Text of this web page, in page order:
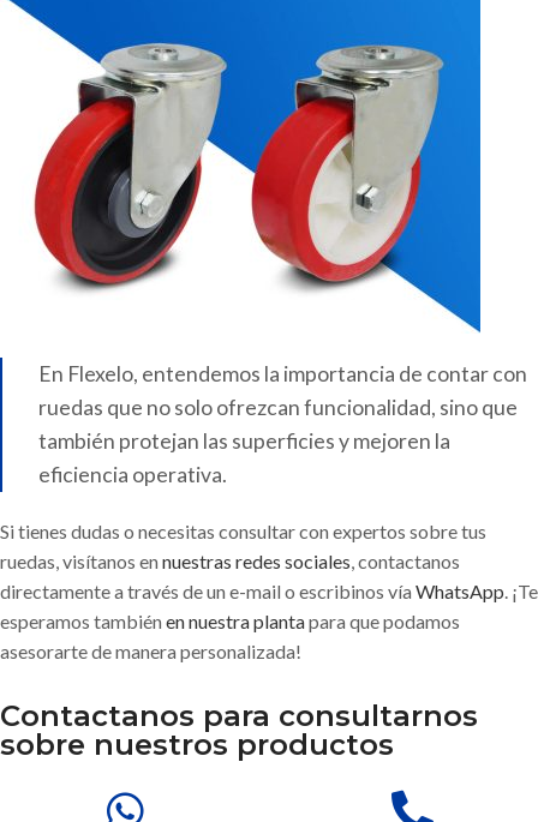
En Flexelo, entendemos la importancia de contar con
ruedas que no solo ofrezcan funcionalidad, sino que
también protejan las superficies y mejoren la
eficiencia operativa.
Si tienes dudas o necesitas consultar con expertos sobre tus
ruedas, visítanos en nuestras redes sociales, contactanos
directamente a través de un e-mail o escribinos vía WhatsApp. ¡Te
esperamos también en nuestra plantapara que podamos
asesorarte de manera personalizada!
Contactanos para consultarnos
sobre nuestros productos